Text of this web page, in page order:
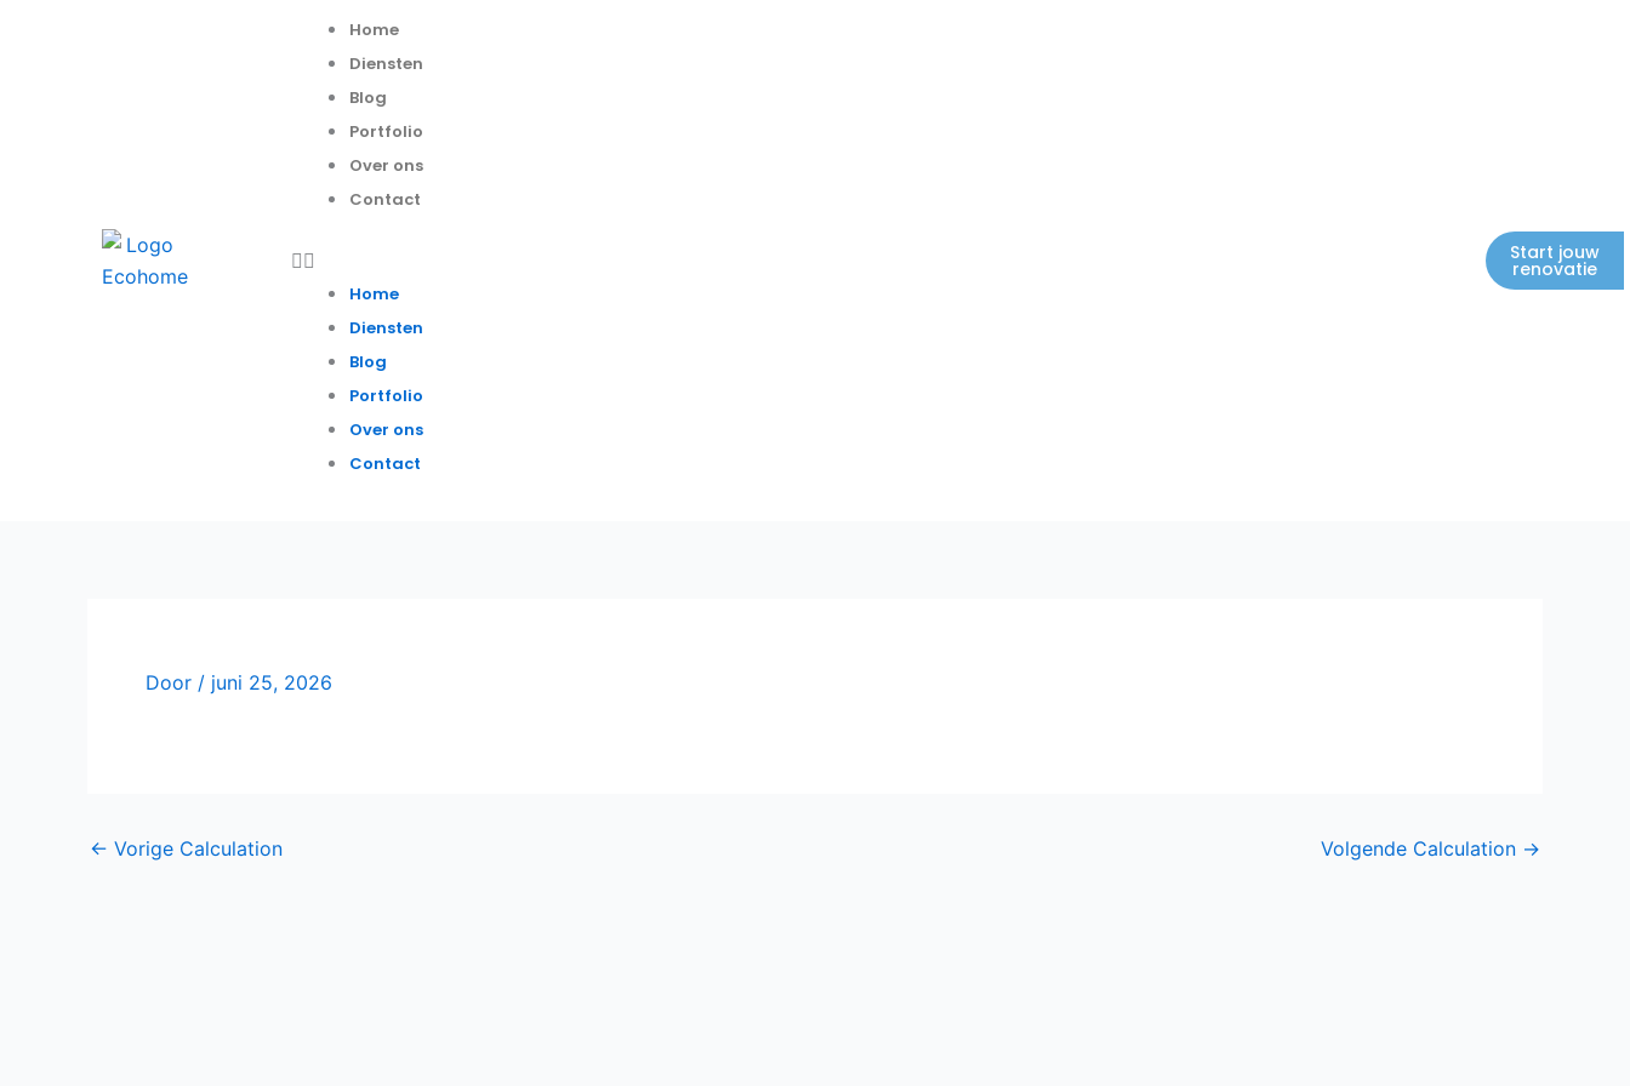
Home
Diensten
Blog
Portfolio
Over ons
Contact
Menu
Home
Diensten
Blog
Portfolio
Over ons
Contact
Start jouw
renovatie
Door / juni 25, 2026
← Vorige Calculation Volgende Calculation →